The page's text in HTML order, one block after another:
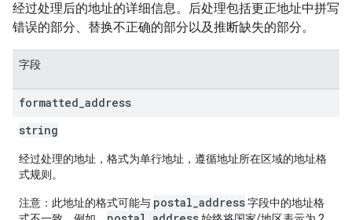
经过处理后的地址的详细信息。后处理包括更正地址中拼写
错误的部分、替换不正确的部分以及推断缺失的部分。
字段
formatted address
string
经过处理的地址，格式为单行地址，遵循地址所在区域的地址格
式规则。
注意：此地址的格式可能与 postal_address字段中的地址格